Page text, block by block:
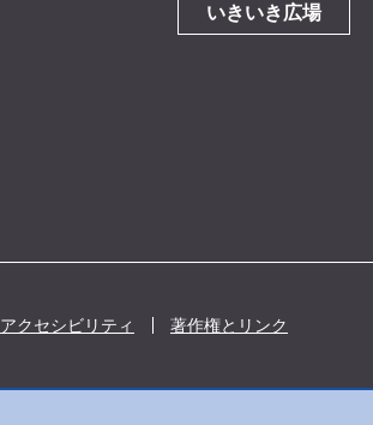
いきいき広場
アクセシビリティ 著作権とリンク